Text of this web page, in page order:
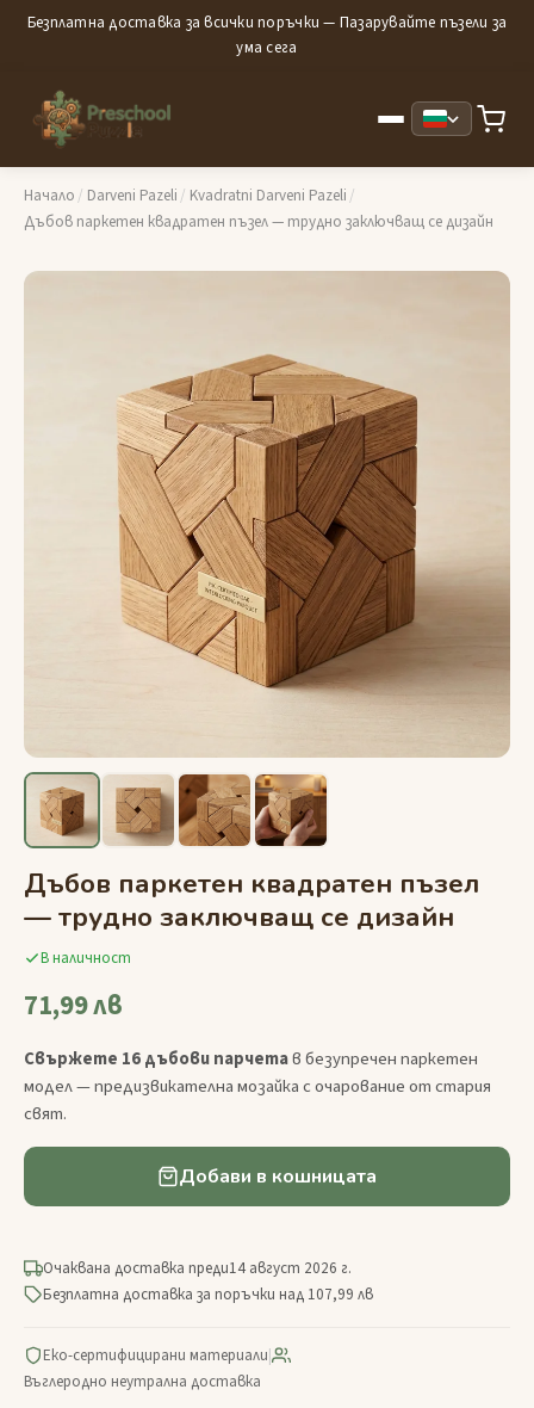
Безплатна доставка за всички поръчки — Пазарувайте пъзели за
ума сега
Начало / Darveni Pazeli / Kvadratni Darveni Pazeli /
Дъбов паркетен квадратен пъзел — трудно заключващ се дизайн
Дъбов паркетен квадратен пъзел
— трудно заключващ се дизайн
В наличност
71,99 лв
Свържете 16 дъбови парчетав безупречен паркетен
модел — предизвикателна мозайка с очарование от стария
свят.
Добави в кошницата
Очаквана доставка преди14 август 2026 г.
Безплатна доставка за поръчки над 107,99 лв
Еко-сертифицирани материали|
Въглеродно неутрална доставка